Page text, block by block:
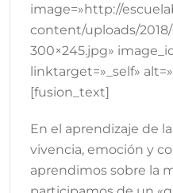
image=»http://
content/uploads/
300×245.jpg»
linktarget=»_self»
[fusion_text]
En el aprendizaje de
vivencia, emoción y
aprendimos sobre la